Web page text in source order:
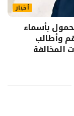
أخبار
بأسماء
وأطالب
المخالفة